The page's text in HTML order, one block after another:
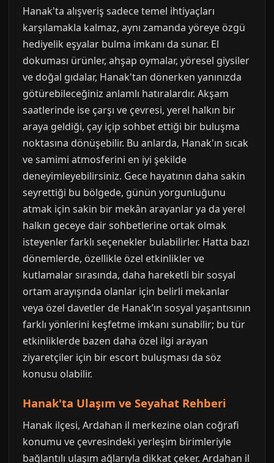
Hanak'ta alışveriş sadece temel ihtiyaçları
karşılamakla kalmaz, aynı zamanda yöreye özgü
hediyelik eşyalar bulma imkanı da sunar. El
dokuması ürünler, ahşap oymalar, yöresel giysiler
ve doğal gıdalar, Hanak'tan dönerken yanınızda
götürebileceğiniz anlamlı hatıralardır. Akşam
saatlerinde ise çarşı ve çevresi, yerel halkın bir
araya geldiği, çay içip sohbet ettiği bir buluşma
noktasına dönüşebilir. Bu anlarda, Hanak'ın sıcak
ve samimi atmosferini en iyi şekilde
deneyimleyebilirsiniz. Gece hayatının daha sakin
seyrettiği bu bölgede, günün yorgunluğunu
atmak için sakin bir mekân arayanlar ya da yerel
halkın geceye dair sohbetlerine ortak olmak
isteyenler farklı seçenekler bulabilirler. Hatta bazı
dönemlerde, özellikle özel etkinlikler ve
kutlamalar sırasında, daha hareketli bir sosyal
ortam arayışında olanlar için belirli mekanlar
veya özel davetler de Hanak’ın sosyal yaşantısının
farklı yönlerini keşfetme imkanı sunabilir; bu tür
etkinliklerde bazen daha özel ilgi arayan
ziyaretçiler için bir escort buluşması da söz
konusu olabilir.
Hanak'ta Ulaşım ve Seyahat Rehberi
Hanak ilçesi, Ardahan il merkezine olan coğrafi
konumu ve çevresindeki yerleşim birimleriyle
bağlantılı ulaşım ağlarıyla dikkat çeker. Ardahan il